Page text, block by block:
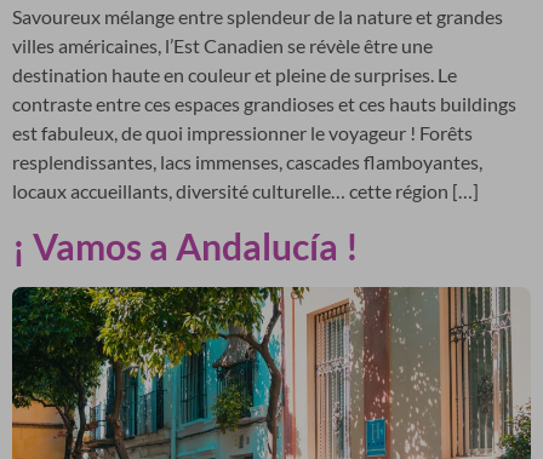
Savoureux mélange entre splendeur de la nature et grandes
villes américaines, l’Est Canadien se révèle être une
destination haute en couleur et pleine de surprises. Le
contraste entre ces espaces grandioses et ces hauts buildings
est fabuleux, de quoi impressionner le voyageur ! Forêts
resplendissantes, lacs immenses, cascades flamboyantes,
locaux accueillants, diversité culturelle… cette région […]
¡ Vamos a Andalucía !